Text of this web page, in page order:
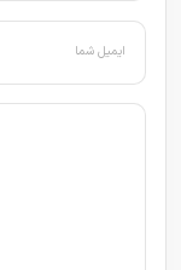
ایمیل شما